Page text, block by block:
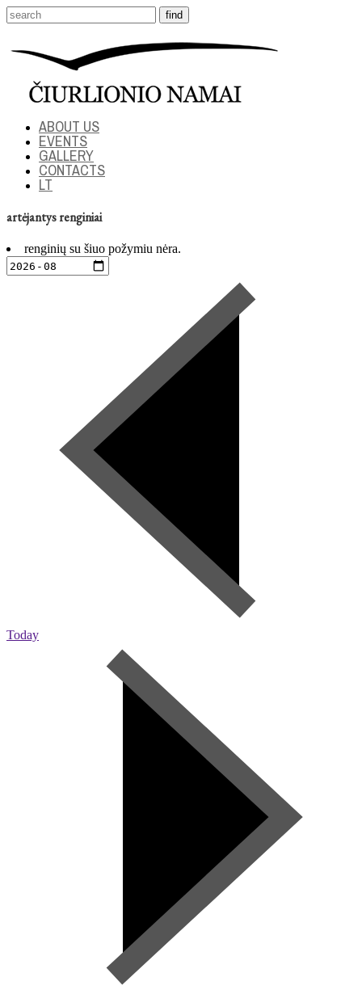
ABOUT US
EVENTS
GALLERY
CONTACTS
LT
artėjantys renginiai
renginių su šiuo požymiu nėra.
Today